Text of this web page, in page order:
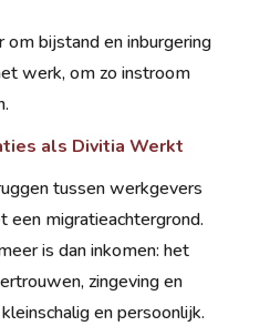
bijstand en inburgering
werk, om zo instroom
als Divitia Werkt
tussen werkgevers
een migratieachtergrond.
is dan inkomen: het
zingeving en
en persoonlijk.